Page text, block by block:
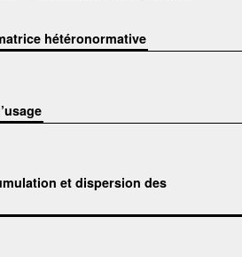
hétéronormative
et dispersion des